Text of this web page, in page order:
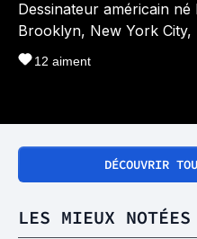
Dessinateur américain né
Brooklyn, New York City,
12 aiment
DÉCOUVRIR
LES MIEUX NOTÉES